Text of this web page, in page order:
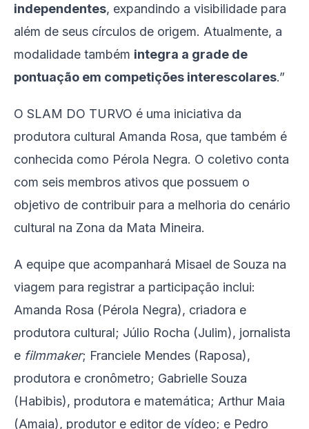
independentes, expandindo a visibilidade para
além de seus círculos de origem. Atualmente, a
modalidade também integra a grade de
pontuação em competições interescolares.”
O SLAM DO TURVO é uma iniciativa da
produtora cultural Amanda Rosa, que também é
conhecida como Pérola Negra. O coletivo conta
com seis membros ativos que possuem o
objetivo de contribuir para a melhoria do cenário
cultural na Zona da Mata Mineira.
A equipe que acompanhará Misael de Souza na
viagem para registrar a participação inclui:
Amanda Rosa (Pérola Negra), criadora e
produtora cultural; Júlio Rocha (Julim), jornalista
e filmmaker; Franciele Mendes (Raposa),
produtora e cronômetro; Gabrielle Souza
(Habibis), produtora e matemática; Arthur Maia
(Amaia), produtor e editor de vídeo; e Pedro